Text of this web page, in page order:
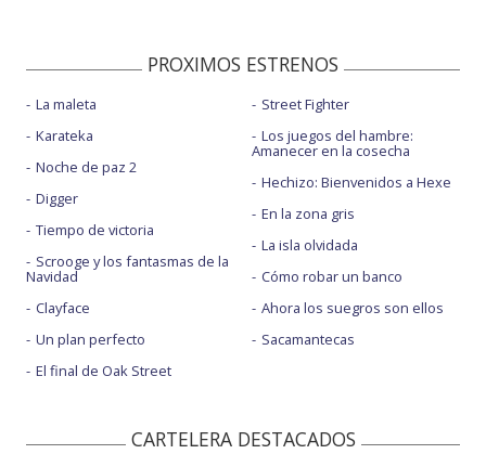
PROXIMOS ESTRENOS
La maleta
Karateka
Noche de paz 2
Digger
Tiempo de victoria
Scrooge y los fantasmas de la
Navidad
Clayface
Un plan perfecto
El final de Oak Street
Street Fighter
Los juegos del hambre:
Amanecer en la cosecha
Hechizo: Bienvenidos a Hexe
En la zona gris
La isla olvidada
Cómo robar un banco
Ahora los suegros son ellos
Sacamantecas
CARTELERA DESTACADOS